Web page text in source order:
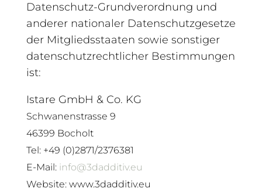
Datenschutz-Grundverordnung und
anderer nationaler Datenschutzgesetze
der Mitgliedsstaaten sowie sonstiger
datenschutzrechtlicher Bestimmungen
ist:
Istare GmbH & Co. KG
Schwanenstrasse 9
46399 Bocholt
Tel: +49 (0)2871/2376381
E-Mail: info@3dadditiv.eu
Website: www.3dadditiv.eu